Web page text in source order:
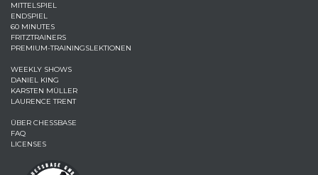
MITTELSPIEL
ENDSPIEL
60 MINUTES
FRITZTRAINERS
PREMIUM-TRAININGSLEKTIONEN
WEEKLY SHOWS
DANIEL KING
KARSTEN MÜLLER
LAURENCE TRENT
ÜBER CHESSBASE
FAQ
LICENSES